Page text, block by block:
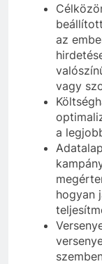
az
vagy
a
hogyan